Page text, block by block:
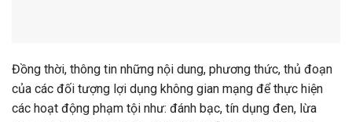
Đồng thời, thông tin những nội dung, phương thức, thủ đoạn
của các đối tượng lợi dụng không gian mạng để thực hiện
các hoạt động phạm tội như: đánh bạc, tín dụng đen, lừa